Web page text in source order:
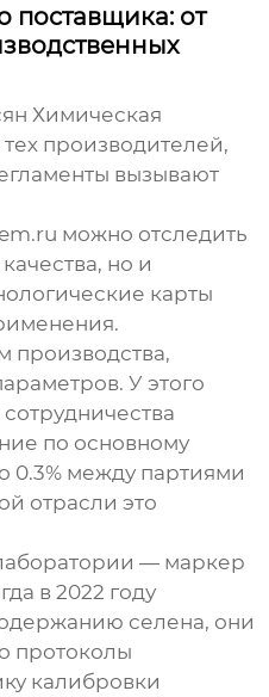
от
Химическая
производителей,
вызывают
можно отследить
но и
карты
производства,
У этого
по основному
0.3% между партиями
отрасли это
— маркер
в 2022 году
селена, они
протоколы
калибровки